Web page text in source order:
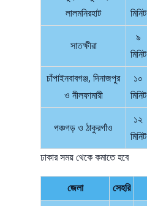
লালমনিরহাট
মিনিট
সাতক্ষীরা
৯
মিনিট
চাঁপাইনবাবগঞ্জ, দিনাজপুর
ও নীলফামারী
১০
মিনিট
পঞ্চগড় ও ঠাকুরগাঁও
১২
মিনিট
ঢাকার সময় থেকে কমাতে হবে
জেলা সেহরি